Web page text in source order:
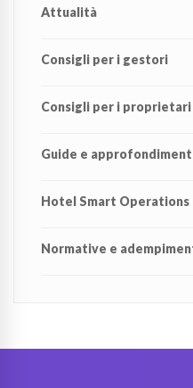
Attualità
Consigli per i gestori
Consigli per i proprietari
Guide e
Hotel Smart Operations
Normative e